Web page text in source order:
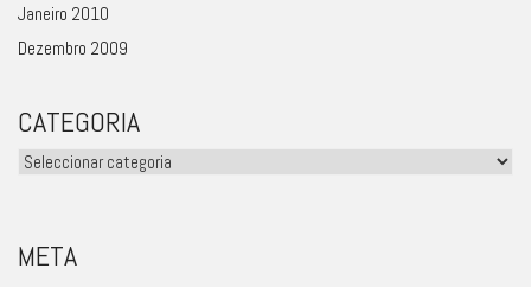
Janeiro 2010
Dezembro 2009
CATEGORIA
Categoria
META